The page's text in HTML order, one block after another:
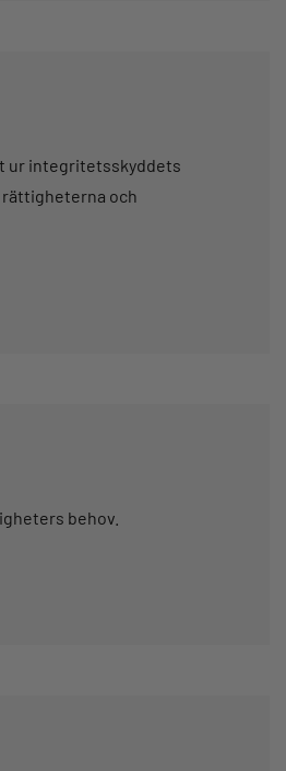
ur integritetsskyddets
och
behov.